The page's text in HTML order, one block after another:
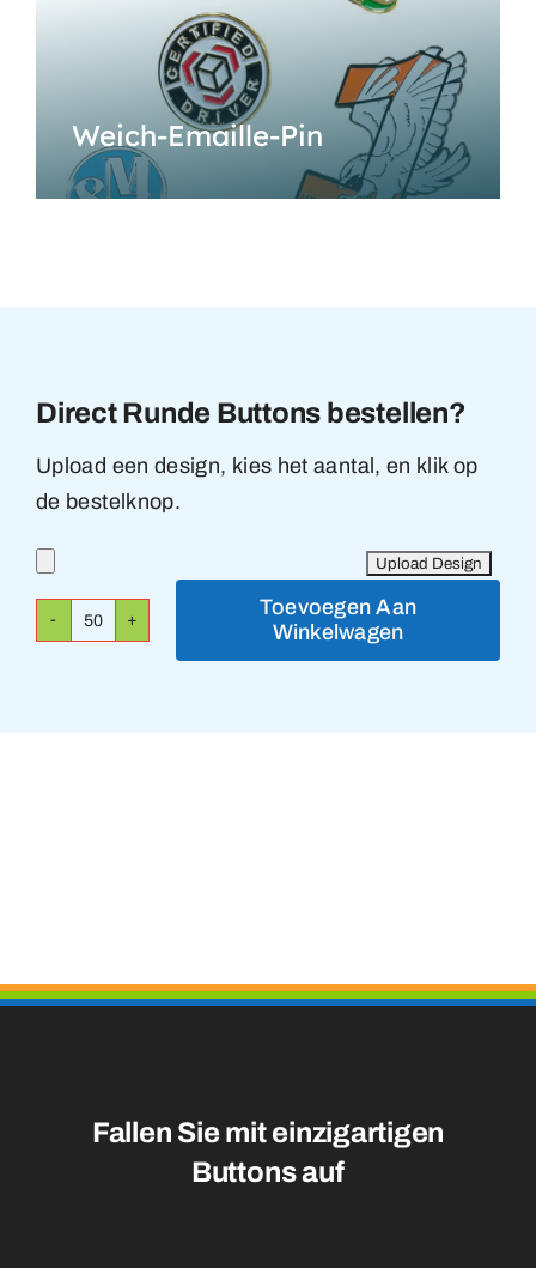
Weich-Emaille-Pin
Direct Runde Buttons bestellen?
Upload een design, kies het aantal, en klik op
de bestelknop.
Runde
Toevoegen Aan
Winkelwagen
Fallen Sie mit einzigartigen